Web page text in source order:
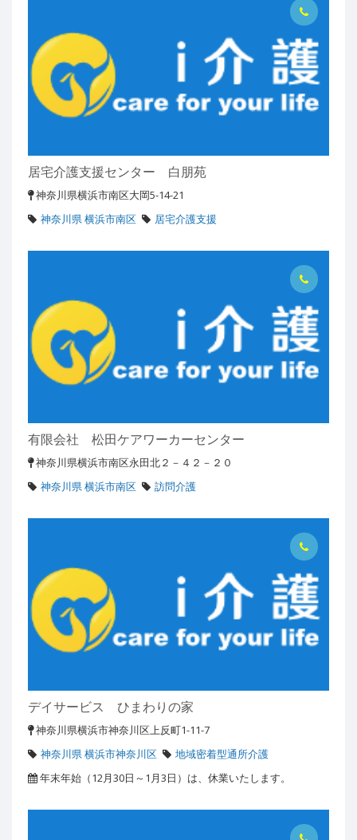
居宅介護支援センター 白朋苑
神奈川県横浜市南区大岡5-14-21
神奈川県 横浜市南区
居宅介護支援
有限会社 松田ケアワーカーセンター
神奈川県横浜市南区永田北２－４２－２０
神奈川県 横浜市南区
訪問介護
デイサービス ひまわりの家
神奈川県横浜市神奈川区上反町1-11-7
神奈川県 横浜市神奈川区
地域密着型通所介護
年末年始（12月30日～1月3日）は、休業いたします。